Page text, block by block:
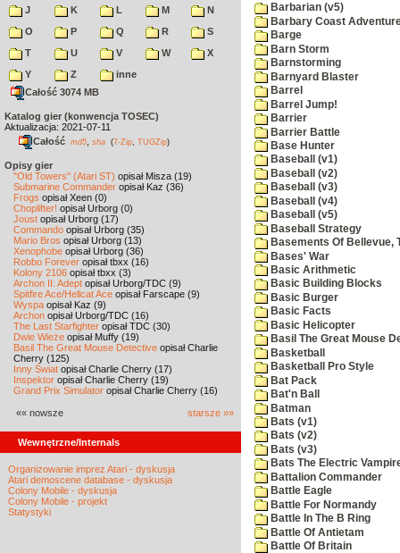
J
K L M
N
O
P Q R
S
T
U V W
X
Y
Z
inne
Całość 3074 MB
Katalog gier (konwencja TOSEC)
Aktualizacja: 2021-07-11
Całość md5 sha (7-Zip TUGZip)
Opisy gier
"Old Towers" (Atari ST) opisał Misza (19)
Submarine Commander opisał Kaz (36)
Frogs opisał Xeen (0)
Choplifter! opisał Urborg (0)
Joust opisał Urborg (17)
Commando opisał Urborg (35)
Mario Bros opisał Urborg (13)
Xenophobe opisał Urborg (36)
Robbo Forever opisał tbxx (16)
Kolony 2106 opisał tbxx (3)
Archon II: Adept opisał Urborg/TDC (9)
Spitfire Ace/Hellcat Ace opisał Farscape (9)
Wyspa opisał Kaz (9)
Archon opisał Urborg/TDC (16)
The Last Starfighter opisał TDC (30)
Dwie Wieże opisał Muffy (19)
Basil The Great Mouse Detective opisał Charlie
Cherry (125)
Inny Świat opisał Charlie Cherry (17)
Inspektor opisał Charlie Cherry (19)
Grand Prix Simulator opisał Charlie Cherry (16)
«« nowsze starsze »»
Wewnętrzne/Internals
Organizowanie imprez Atari - dyskusja
Atari demoscene database - dyskusja
Colony Mobile - dyskusja
Colony Mobile - projekt
Statystyki
Barbarian (v5)
Barbary Coast
Barge
Barn Storm
Barnstorming
Barnyard Blaster
Barrel
Barrel Jump!
Barrier
Barrier Battle
Base Hunter
Baseball (v1)
Baseball (v2)
Baseball (v3)
Baseball (v4)
Baseball (v5)
Baseball Strategy
Basements Of Bellevue,
Bases' War
Basic Arithmetic
Basic Building Blocks
Basic Burger
Basic Facts
Basic Helicopter
Basil The Great Mouse
Basketball
Basketball Pro Style
Bat Pack
Bat'n Ball
Batman
Bats (v1)
Bats (v2)
Bats (v3)
Bats The Electric
Battalion Commander
Battle Eagle
Battle For Normandy
Battle In The B Ring
Battle Of Antietam
Battle Of Britain